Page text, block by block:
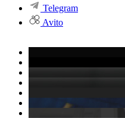
Telegram
Avito